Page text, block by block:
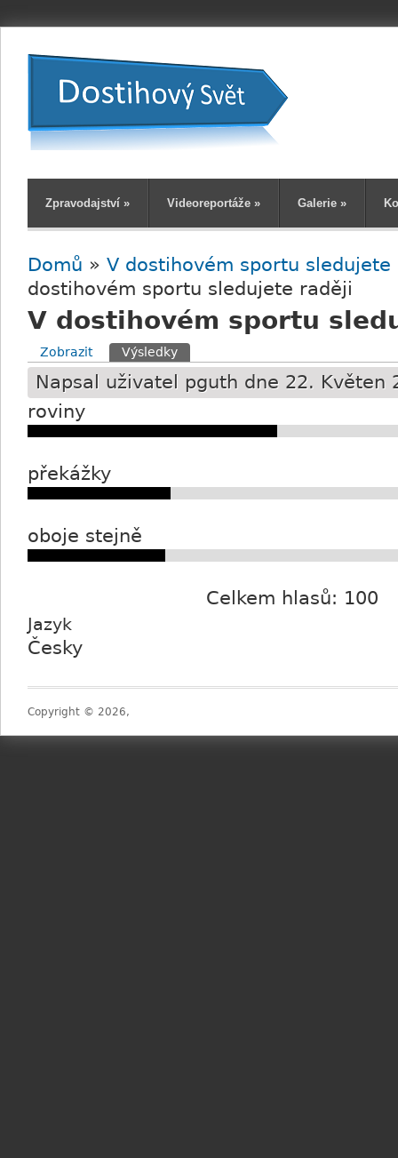
Zpravodajství » Videoreportáže » Galerie »
Jste zde
Domů » V dostihovém sportu sledujete
dostihovém sportu sledujete raději
V dostihovém sportu
Hlavní záložky
Zobrazit Výsledky
Napsal uživatel pguth dne 22. Květen
roviny
překážky
oboje stejně
Celkem hlasů: 100
Jazyk
Česky
Copyright © 2026,